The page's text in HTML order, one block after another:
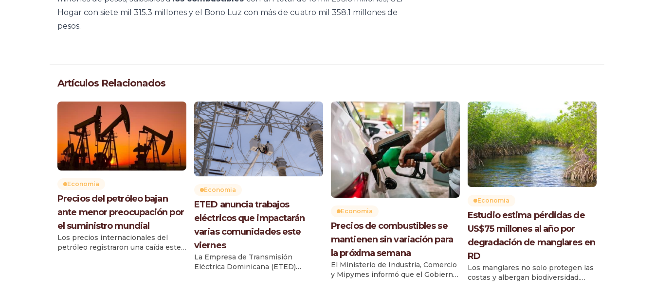
Hogar con siete mil 315.3 millones y el Bono Luz con más de cuatro mil 358.1 millones de
pesos.
Artículos Relacionados
Economia
Precios del petróleo bajan
ante menor preocupación por
el suministro mundial
Los precios internacionales del
petróleo registraron una caída este
Economia
ETED anuncia trabajos
eléctricos que impactarán
varias comunidades este
viernes
La Empresa de Transmisión
Eléctrica Dominicana (ETED)
Economia
Precios de combustibles se
mantienen sin variación para
la próxima semana
El Ministerio de Industria, Comercio
y Mipymes informó que el Gobierno
Economia
Estudio estima pérdidas de
US$75 millones al año por
degradación de manglares en
RD
Los manglares no solo protegen las
costas y albergan biodiversidad.